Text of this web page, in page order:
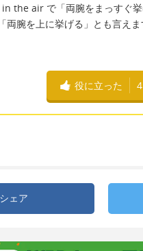
the air で「両腕をまっすぐ挙
腕を上に挙げる」とも言えま
役に立った 4
ェア